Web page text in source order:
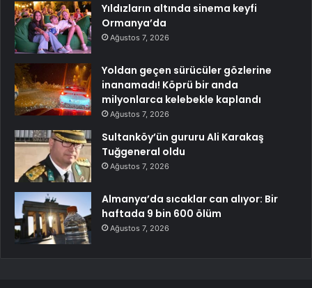
Yıldızların altında sinema keyfi
Ormanya’da
Ağustos 7, 2026
Yoldan geçen sürücüler gözlerine
inanamadı! Köprü bir anda
milyonlarca kelebekle kaplandı
Ağustos 7, 2026
Sultanköy’ün gururu Ali Karakaş
Tuğgeneral oldu
Ağustos 7, 2026
Almanya’da sıcaklar can alıyor: Bir
haftada 9 bin 600 ölüm
Ağustos 7, 2026